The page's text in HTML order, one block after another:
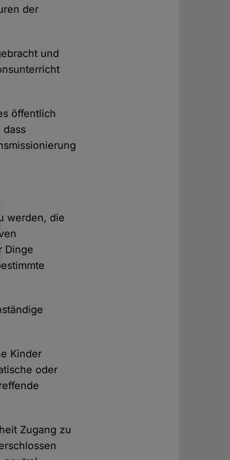
der
und
öffentlich
dass
werden, die
Dinge
Kinder
oder
Zugang zu